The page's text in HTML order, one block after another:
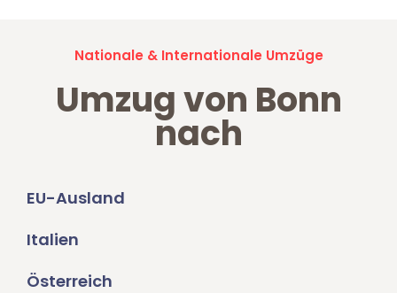
Nationale & Internationale Umzüge
Umzug von Bonn
nach
EU-Ausland
Italien
Österreich